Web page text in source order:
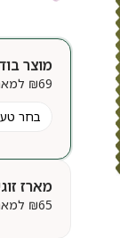
מוצר
₪69 למארז |
מארז
₪65 למארז |